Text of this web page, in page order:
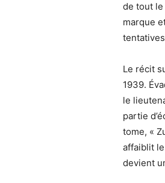
de tout le
marque
Le récit
1939.
le
partie
tome, «
affaiblit
devient